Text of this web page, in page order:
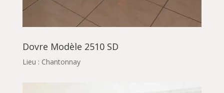
Dovre Modèle 2510 SD
Lieu : Chantonnay